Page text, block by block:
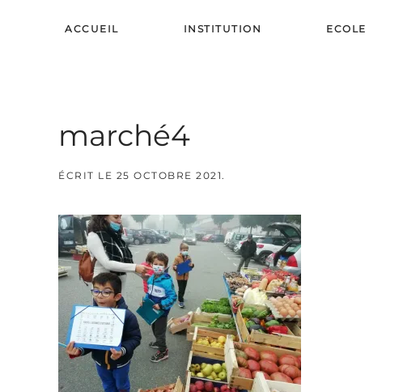
ACCUEIL INSTITUTION ECOLE
marché4
ÉCRIT LE 25 OCTOBRE 2021.